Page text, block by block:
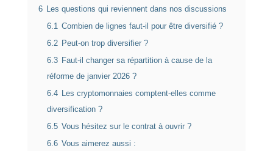
6 Les questions qui reviennent dans nos discussions
6.1 Combien de lignes faut-il pour être diversifié ?
6.2 Peut-on trop diversifier ?
6.3 Faut-il changer sa répartition à cause de la
réforme de janvier 2026 ?
6.4 Les cryptomonnaies comptent-elles comme
diversification ?
6.5 Vous hésitez sur le contrat à ouvrir ?
6.6 Vous aimerez aussi :